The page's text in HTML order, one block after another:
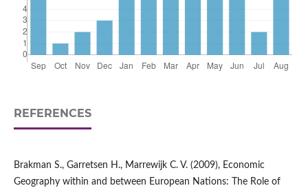
REFERENCES
Brakman S., Garretsen H., Marrewijk C. V. (2009), Economic
Geography within and between European Nations: The Role of